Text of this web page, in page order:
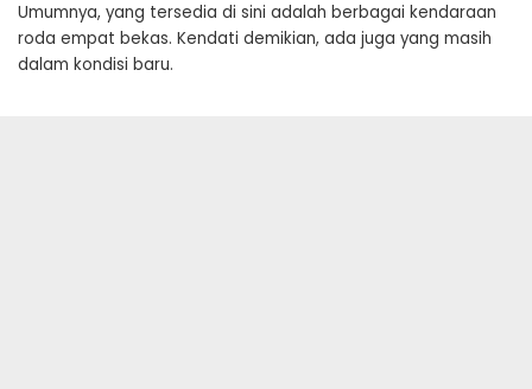
Umumnya, yang tersedia di sini adalah berbagai kendaraan
roda empat bekas. Kendati demikian, ada juga yang masih
dalam kondisi baru.